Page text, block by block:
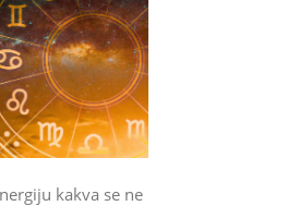
kakva se ne